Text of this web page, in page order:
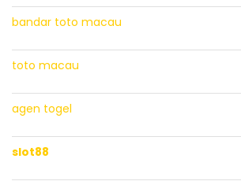
bandar toto macau
toto macau
agen togel
slot88